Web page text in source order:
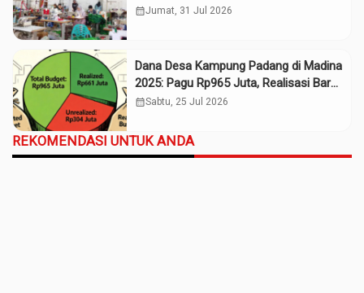
Daerah
calendar_monthJumat, 31 Jul 2026
Dana Desa Kampung Padang di Madina
2025: Pagu Rp965 Juta, Realisasi Baru
Rp661 Juta
calendar_monthSabtu, 25 Jul 2026
REKOMENDASI UNTUK ANDA